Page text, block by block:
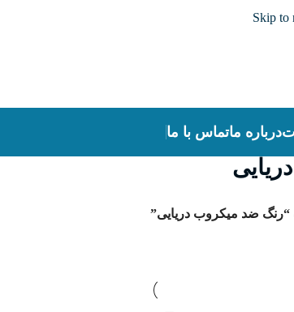
Skip to
درباره ماتماس با ما
ضد میکروب دریایی”